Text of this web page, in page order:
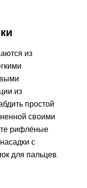
из
из
простой
своими
рифлёные
с
для пальцев.